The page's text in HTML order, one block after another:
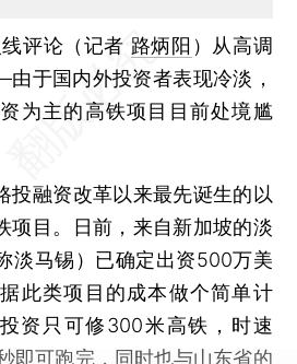
线评论（记者 路炳阳 ） 从高调
于国内外投资者表现冷淡，
为主的高铁项目目前处境尴
投融资改革以来最先诞生的以
项目。日前，来自新加坡的淡
淡马锡）已确定出资500万美
此类项目的成本做个简单计
资只可修300米高铁，时速
即可跑完，同时也与山东省的